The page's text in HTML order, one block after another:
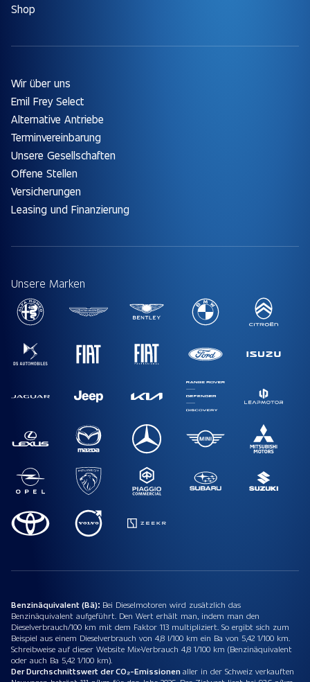
Shop
Wir über uns
Emil Frey Select
Alternative Antriebe
Terminvereinbarung
Unsere Gesellschaften
Offene Stellen
Versicherungen
Leasing und Finanzierung
Unsere Marken
Benzinäquivalent (Bä): Bei Dieselmotoren wird zusätzlich das
Benzinäquivalent aufgeführt. Den Wert erhält man, indem man den
Dieselverbrauch/100 km mit dem Faktor 113 multipliziert. So ergibt sich zum
Beispiel aus einem Dieselverbrauch von 4,8 l/100 km ein Ba von 5,42 1/100 km.
Schreibweise auf dieser Website Mix-Verbrauch 4,8 1/100 km (Benzinäquivalent
oder auch Ba 5,42 1/100 km).
Der Durchschnittswert der CO₂-Emissionenaller in der Schweiz verkauften